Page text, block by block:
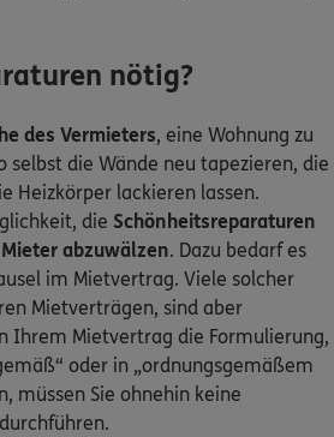
Blick Ihre Versicherungen bei ERGO,
Rechtsschutz und der DKV.
Kundenportal
melden
telefonisch.
nötig?
des Vermieters, eine Wohnung zu
selbst die Wände neu tapezieren, die
Heizkörper lackieren lassen.
die Schönheitsreparaturen
abzuwälzen. Dazu bedarf es
im Mietvertrag. Viele solcher
Mietverträgen, sind aber
Ihrem Mietvertrag die Formulierung,
oder in „ordnungsgemäßem
müssen Sie ohnehin keine